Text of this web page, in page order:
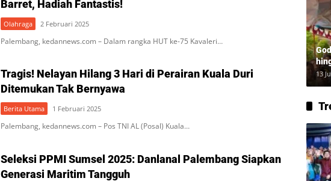
Barret, Hadiah Fantastis!
Olahraga 2 Februari 2025
Palembang, kedannews.com – Dalam rangka HUT ke-75 Kavaleri…
Tragis! Nelayan Hilang 3 Hari di Perairan Kuala Duri
Ditemukan Tak Bernyawa
Berita Utama 1 Februari 2025
Palembang, kedannews.com – Pos TNI AL (Posal) Kuala…
Seleksi PPMI Sumsel 2025: Danlanal Palembang Siapkan
Generasi Maritim Tangguh
13